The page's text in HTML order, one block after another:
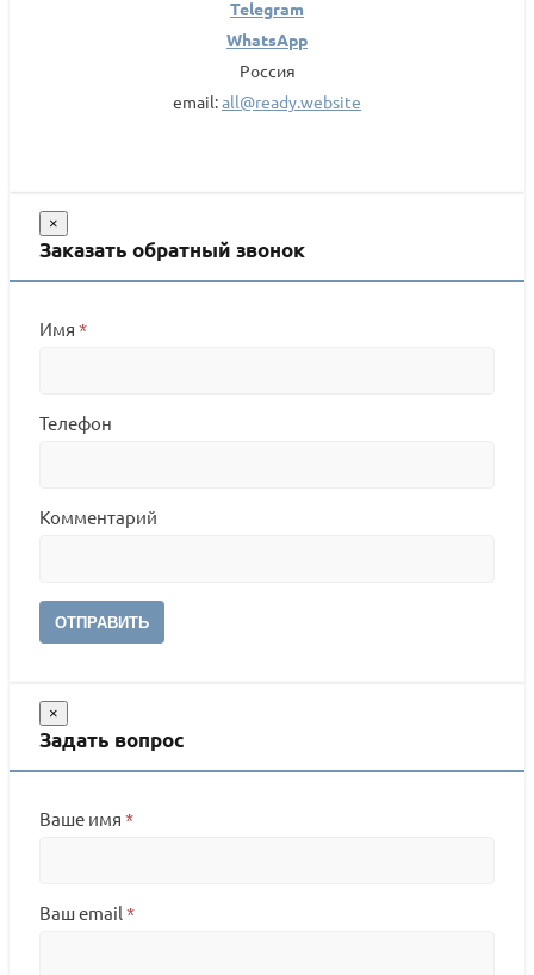
Telegram
WhatsApp
Россия
email:all@ready.website
×
Заказать обратный звонок
Имя *
Телефон
Комментарий
ОТПРАВИТЬ
×
Задать вопрос
Ваше имя *
Ваш email *